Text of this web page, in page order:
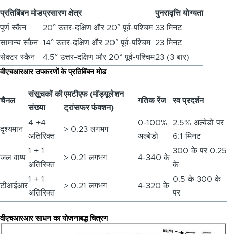
प्रतिबिंबन मोडप्रसारण क्षेत्र
पुनरावृत्ति योग्यता
पूर्ण स्कैन
20° उत्तर-दक्षिण और 20° पूर्व-पश्चिम 33 मिनट
सामान्य स्कैन 14° उत्तर-दक्षिण और 20° पूर्व-पश्चिम
23 मिनट
सेक्टर स्कैन
4.5° उत्तर-दक्षिण और 20° पूर्व-पश्चिम23 (3 बार)
वीएचआरआर उपकरणों के प्रतिबिंबन मोड
चैनल
संसूचकों की
संख्या
एमटीएफ (मॉड्यूलेशन
ट्रांसफर फंक्शन)
गतिक रेंज रव प्रदर्शन
दृश्यमान
4 +4
अतिरिक्त
> 0.23 लगभग
0-100%
अल्बेडो
2.5% अल्बेडो पर
6:1 मिनट
जल वाष्प
1 + 1
अतिरिक्त
> 0.21 लगभग 4-340 के
300 के पर 0.25
के
टीआईआर
1 + 1
अतिरिक्त
> 0.21 लगभग 4-320 के
0.5 के 300 के
पर
वीएचआरआर साधन का योजनाबद्ध चित्रण